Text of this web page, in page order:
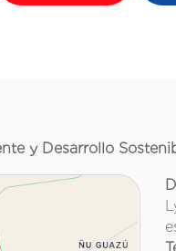
y Desarrollo